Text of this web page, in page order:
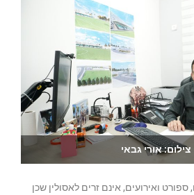
צילום: אורי גבאי
ואירועים, אינם זרים לאסולין שכן